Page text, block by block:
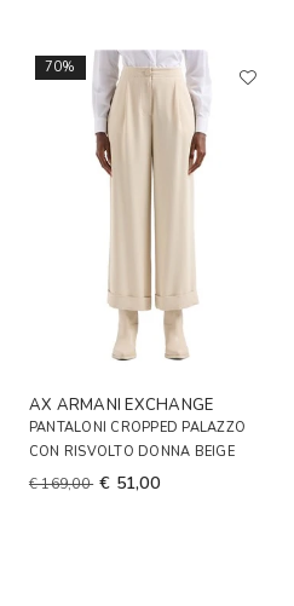
70%
AX ARMANI EXCHANGE
PANTALONI CROPPED PALAZZO
CON RISVOLTO DONNA BEIGE
€ 169,00 € 51,00